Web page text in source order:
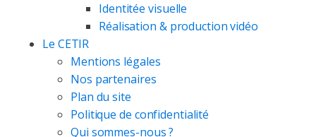
Identitée visuelle
Réalisation & production vidéo
Le CETIR
Mentions légales
Nos partenaires
Plan du site
Politique de confidentialité
Qui sommes-nous ?